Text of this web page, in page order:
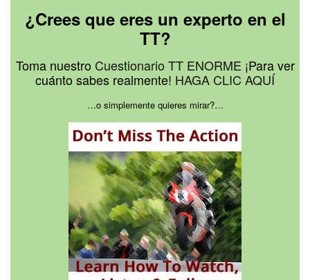
¿Crees que eres un experto en el
TT?
Toma nuestro Cuestionario TT ENORME ¡Para ver
cuánto sabes realmente! HAGA CLIC AQUÍ
…o simplemente quieres mirar?…